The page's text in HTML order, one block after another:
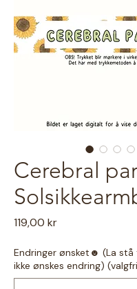
Cerebral
119,00 krPris
Endringer ønsket☻ (La
ikke ønskes endring)